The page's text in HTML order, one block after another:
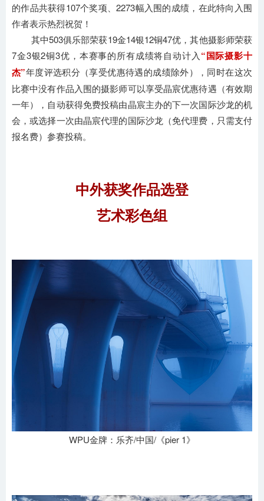
的作品共获得107个奖项、2273幅入围的成绩，在此特向入围
作者表示热烈祝贺！
其中503俱乐部荣获19金14银12铜47优，其他摄影师荣获
7金3银2铜3优，本赛事的所有成绩将自动计入 “国际摄影十
杰”年度评选积分（享受优惠待遇的成绩除外），同时在这次
比赛中没有作品入围的摄影师可以享受晶宸优惠待遇（有效期
一年），自动获得免费投稿由晶宸主办的下一次国际沙龙的机
会，或选择一次由晶宸代理的国际沙龙（免代理费，只需支付
报名费）参赛投稿。
中外获奖作品选登
艺术彩色组
WPU金牌：乐齐/中国/《pier 1》